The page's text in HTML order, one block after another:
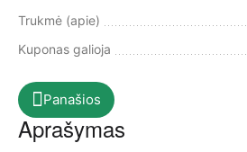
Trukmė (apie)
Kuponas galioja
Panašios
Aprašymas